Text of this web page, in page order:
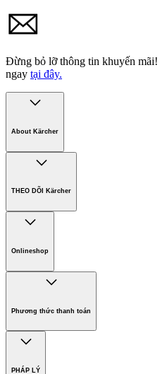
Đừng bỏ lỡ thông tin khuyến mãi!
ngay tại đây.
About Kärcher
Công ty Karcher
Tuyển dụng
Phát triển bền vững
Chính sách bảo hành các
THEO DÕI Kärcher
Onlineshop
Phương thức thanh toán
Phương thức thanh toán
PHÁP LÝ